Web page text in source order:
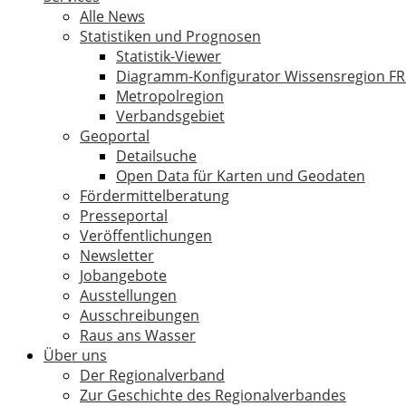
Alle News
Statistiken und Prognosen
Statistik-Viewer
Diagramm-Konfigurator Wissensregion
Metropolregion
Verbandsgebiet
Geoportal
Detailsuche
Open Data für Karten und Geodaten
Fördermittelberatung
Presseportal
Veröffentlichungen
Newsletter
Jobangebote
Ausstellungen
Ausschreibungen
Raus ans Wasser
Über uns
Der Regionalverband
Zur Geschichte des Regionalverbandes